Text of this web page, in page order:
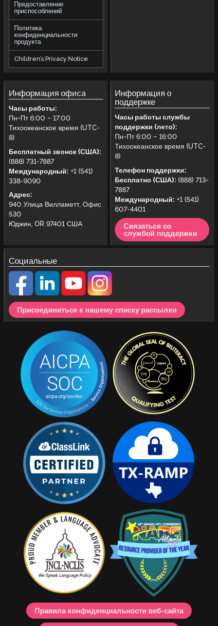
Предоставление
приспособлений
Политика
конфиденциальности
продукта
Children’s Privacy Notice
Информация офиса
Часы работы:
Пн-Пт 6:00 – 17:00
Тихоокеанское время (UTC-
8)
Бесплатный звонок (США):
(888) 731-7887
Международный: +1 (541)
338-9090
Адрес:
940 Улица Вилламетт, Офис
530
Юджин, OR 97401 США
Информация о
поддержке
Часы работы службы
поддержки (лето):
Пн-Пт 6:00 – 16:00
Тихоокеанское время (UTC-
8)
Телефон поддержки:
Бесплатно (США): (888) 713-
7887
Международный: +1 (541)
607-4401
Связаться со
службой поддержки
Социальные
Присоединиться к нашему списку рассылки
Правила конфиденциальности веб-сайта